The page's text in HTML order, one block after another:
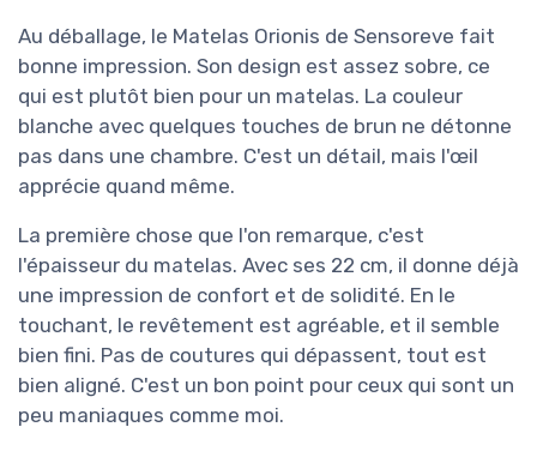
Au déballage, le Matelas Orionis de Sensoreve fait
bonne impression. Son design est assez sobre, ce
qui est plutôt bien pour un matelas. La couleur
blanche avec quelques touches de brun ne détonne
pas dans une chambre. C'est un détail, mais l'œil
apprécie quand même.
La première chose que l'on remarque, c'est
l'épaisseur du matelas. Avec ses 22 cm, il donne déjà
une impression de confort et de solidité. En le
touchant, le revêtement est agréable, et il semble
bien fini. Pas de coutures qui dépassent, tout est
bien aligné. C'est un bon point pour ceux qui sont un
peu maniaques comme moi.